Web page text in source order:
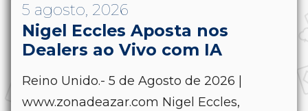
5 agosto, 2026
Nigel Eccles Aposta nos
Dealers ao Vivo com IA
Reino Unido.- 5 de Agosto de 2026 |
www.zonadeazar.com Nigel Eccles,